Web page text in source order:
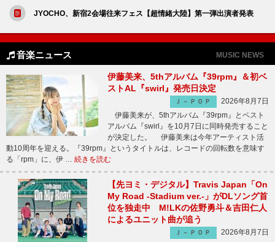
JYOCHO、新宿2会場往来フェス【超情緒大陸】第一弾出演者発表
音楽ニュース MUSIC NEWS
伊藤美来、5thアルバム『39rpm』＆初ベ
ストAL『swirl』発売日決定
Ｊ－ＰＯＰ
2026年8月7日
伊藤美来が、5thアルバム『39rpm』とベスト
アルバム『swirl』を10月7日に同時発売すること
が決定した。 伊藤美来は今年アーティスト活
動10周年を迎える。『39rpm』というタイトルは、レコードの回転数を意味す
る「rpm」に、伊 … 続きを読む
【先ヨミ・デジタル】Travis Japan「On
My Road -Stadium ver.-」がDLソング首
位を独走中 M!LKの佐野勇斗＆吉田仁人
によるユニット曲が追う
Ｊ－ＰＯＰ
2026年8月7日